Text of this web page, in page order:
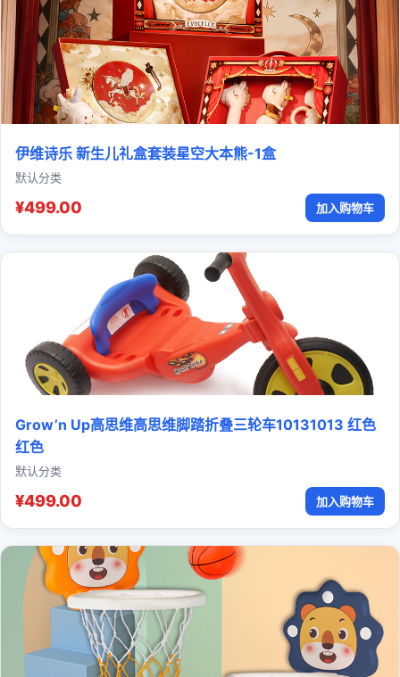
伊维诗乐 新生儿礼盒套装星空大本熊-1盒
默认分类
¥499.00 加入购物车
Grow’n Up高思维高思维脚踏折叠三轮车10131013 红色
红色
默认分类
¥499.00 加入购物车